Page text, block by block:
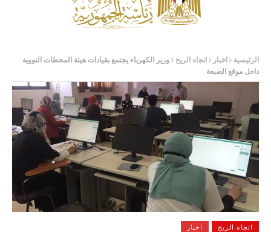
الرئيسية اخبار اتجاه الريح وزير الكهرباء يجتمع بقيادات هيئة المحطات النووية
داخل موقع الضبعة
اتجاه الريح اخبار